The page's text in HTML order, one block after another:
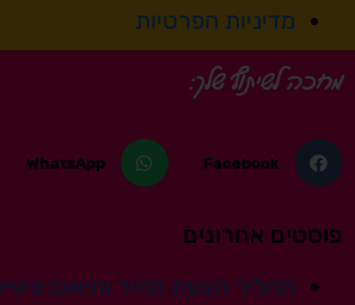
מדיניות הפרטיות
מחכה לשיתוף שלך:
Facebook
WhatsApp
פוסטים אחרונים
תהליך הצעת מחיר ותיאום